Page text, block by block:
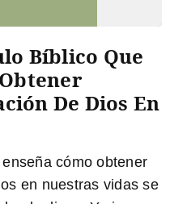
Bíblico Que
De Dios En
cómo obtener
en nuestras vidas se